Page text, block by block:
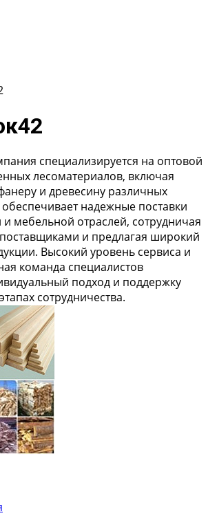
специализируется на оптовой
лесоматериалов, включая
и древесину различных
надежные поставки
и мебельной отраслей, сотрудничая
и предлагая широкий
Высокий уровень сервиса и
команда специалистов
подход и поддержку
сотрудничества.